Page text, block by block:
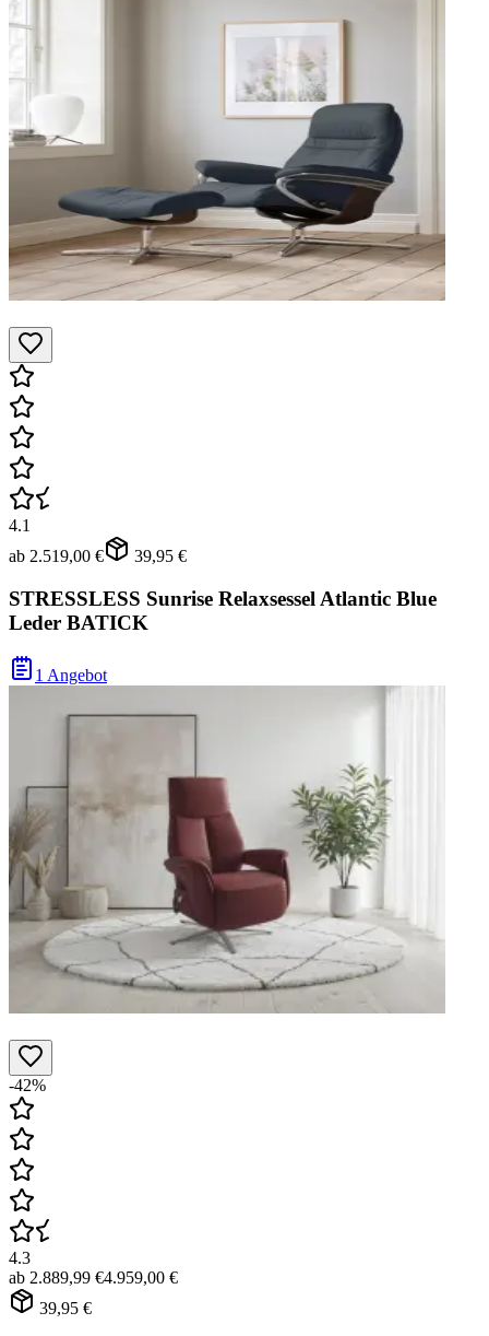
4.1
ab 2.519,00 € 39,95 €
STRESSLESS Sunrise Relaxsessel Atlantic Blue
Leder BATICK
1 Angebot
-42%
4.3
ab 2.889,99 €4.959,00 €
39,95 €